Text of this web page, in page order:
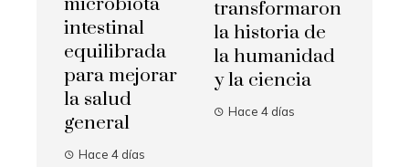
intestinal
equilibrada
para mejorar
la salud
general
Hace 4 días
transformaron
la historia de
la humanidad
y la ciencia
Hace 4 días